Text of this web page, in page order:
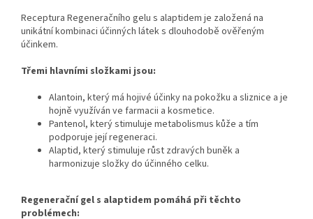
Receptura Regeneračního gelu s alaptidem je založená na
unikátní kombinaci účinných látek s dlouhodobě ověřeným
účinkem.
Třemi hlavními složkami jsou:
Alantoin, který má hojivé účinky na pokožku a sliznice a je
hojně využíván ve farmacii a kosmetice.
Pantenol, který stimuluje metabolismus kůže a tím
podporuje její regeneraci.
Alaptid, který stimuluje růst zdravých buněk a
harmonizuje složky do účinného celku.
Regenerační gel s alaptidem pomáhá při těchto
problémech: